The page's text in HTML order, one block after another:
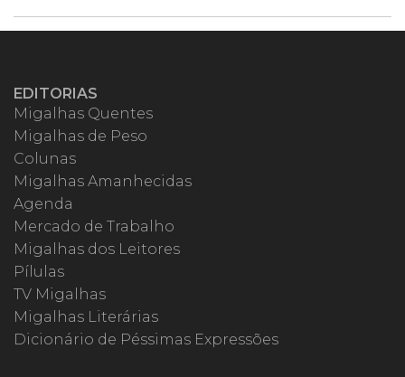
EDITORIAS
Migalhas Quentes
Migalhas de Peso
Colunas
Migalhas Amanhecidas
Agenda
Mercado de Trabalho
Migalhas dos Leitores
Pílulas
TV Migalhas
Migalhas Literárias
Dicionário de Péssimas Expressões